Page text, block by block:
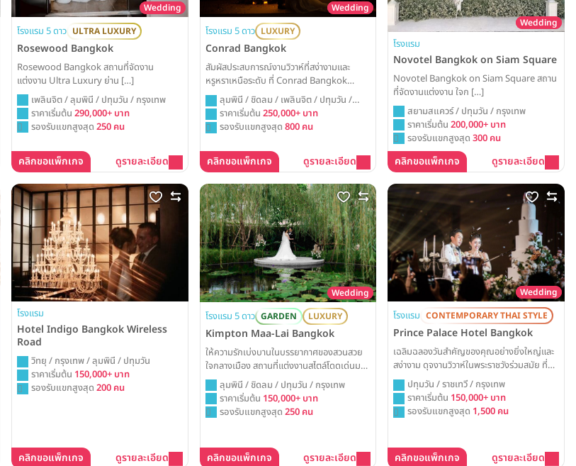
Wedding
โรงแรม 5 ดาว ULTRA LUXURY
Rosewood Bangkok
Rosewood Bangkok สถานที่จัดงาน
แต่งงาน Ultra Luxury ย่าน […]
เพลินจิต / ลุมพินี / ปทุมวัน / กรุงเทพ
ราคาเริ่มต้น290,000+ บาท
รองรับแขกสูงสุด250 คน
คลิกขอแพ็กเกจ ดูรายละเอียด
Wedding
โรงแรม 5 ดาว LUXURY
Conrad Bangkok
สัมผัสประสบการณ์งานวิวาห์ที่สง่างามและ
หรูหราเหนือระดับ ที่ Conrad Bangkok
ใจกลางย่านธุรกิจของกรุงเทพฯ ทุกรายละเอียด
ถูกรังสรรค์ขึ้นอย่างประณีตในห้องแกรนด์บอล
รูมไร้เสาอันโอ่อ่า เพื่อมอบค่ำคืนแห่งการเฉลิม
ฉลองที่น่าจดจำและสมบูรณ์แบบที่สุด
ลุมพินี / ชิดลม / เพลินจิต / ปทุมวัน /
กรุงเทพ
ราคาเริ่มต้น 250,000+ บาท
รองรับแขกสูงสุด 800 คน
คลิกขอแพ็กเกจ ดูรายละเอียด
Wedding
โรงแรม
Novotel Bangkok on Siam Square
Novotel Bangkok on Siam Square สถาน
ที่จัดงานแต่งงาน ใจก […]
สยามสแควร์ / ปทุมวัน / กรุงเทพ
ราคาเริ่มต้น200,000+ บาท
รองรับแขกสูงสุด300 คน
คลิกขอแพ็กเกจ ดูรายละเอียด
โรงแรม
Hotel Indigo Bangkok Wireless
Road
วิทยุ / กรุงเทพ / ลุมพินี / ปทุมวัน
ราคาเริ่มต้น 150,000+ บาท
รองรับแขกสูงสุด200 คน
คลิกขอแพ็กเกจ ดูรายละเอียด
Wedding
โรงแรม 5 ดาว GARDEN LUXURY
Kimpton Maa-Lai Bangkok
ให้ความรักเบ่งบานในบรรยากาศของสวนสวย
ใจกลางเมือง สถานที่แต่งงานสไตล์โดดเด่นมา
พร้อมกับความอบอุ่นเหมือนบ้าน Kimpton
Maa-Lai Bangkok คือสถานที่จัดงานแต่งที่
ออกแบบมาเพื่อโมเมนต์สุดพิเศษของคุณ ไม่ว่า
จะเป็นงานวิวาห์สุดชิค หรือวันสำคัญที่มีสมาชิก
ลุมพินี / ชิดลม / ปทุมวัน / กรุงเทพ
ราคาเริ่มต้น 150,000+ บาท
รองรับแขกสูงสุด 250 คน
คลิกขอแพ็กเกจ ดูรายละเอียด
Wedding
โรงแรม CONTEMPORARY THAI STYLE
Prince Palace Hotel Bangkok
เฉลิมฉลองวันสำคัญของคุณอย่างยิ่งใหญ่และ
สง่างาม ดุจงานวิวาห์ในพระราชวังร่วมสมัย ที่
Prince Palace Hotel Bangkok พร้อม
เนรมิตทุกความฝันให้เป็นจริง ด้วยห้องแกรนด์
บอลรูมโอ่โถงที่รองรับแขกได้สูงสุดถึง 1,500
ท่าน ผสานการตกแต่งที่สะท้อนเอกลักษณ์ความ
ที่สมบูรณ์แบบและน่าประทับใจที่สุด
ปทุมวัน / ราชเทวี / กรุงเทพ
ราคาเริ่มต้น 150,000+ บาท
รองรับแขกสูงสุด 1,500 คน
คลิกขอแพ็กเกจ ดูรายละเอียด